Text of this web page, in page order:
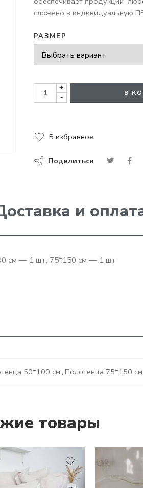
сложено в индивидуальную
РАЗМЕР
+
-
В
В избранное
Поделиться
и
см — 1 шт, 75*150 см — 1 шт
50*100 см., Полотенца 75*150
товары